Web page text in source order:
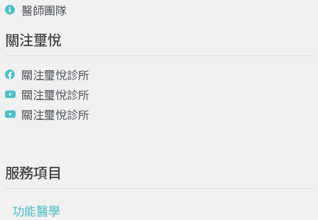
醫師團隊
關注璽悅
關注璽悅診所
關注璽悅診所
關注璽悅診所
服務項目
功能醫學